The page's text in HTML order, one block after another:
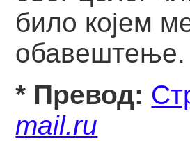
било којем
обавештење.
* Превод:
mail.ru